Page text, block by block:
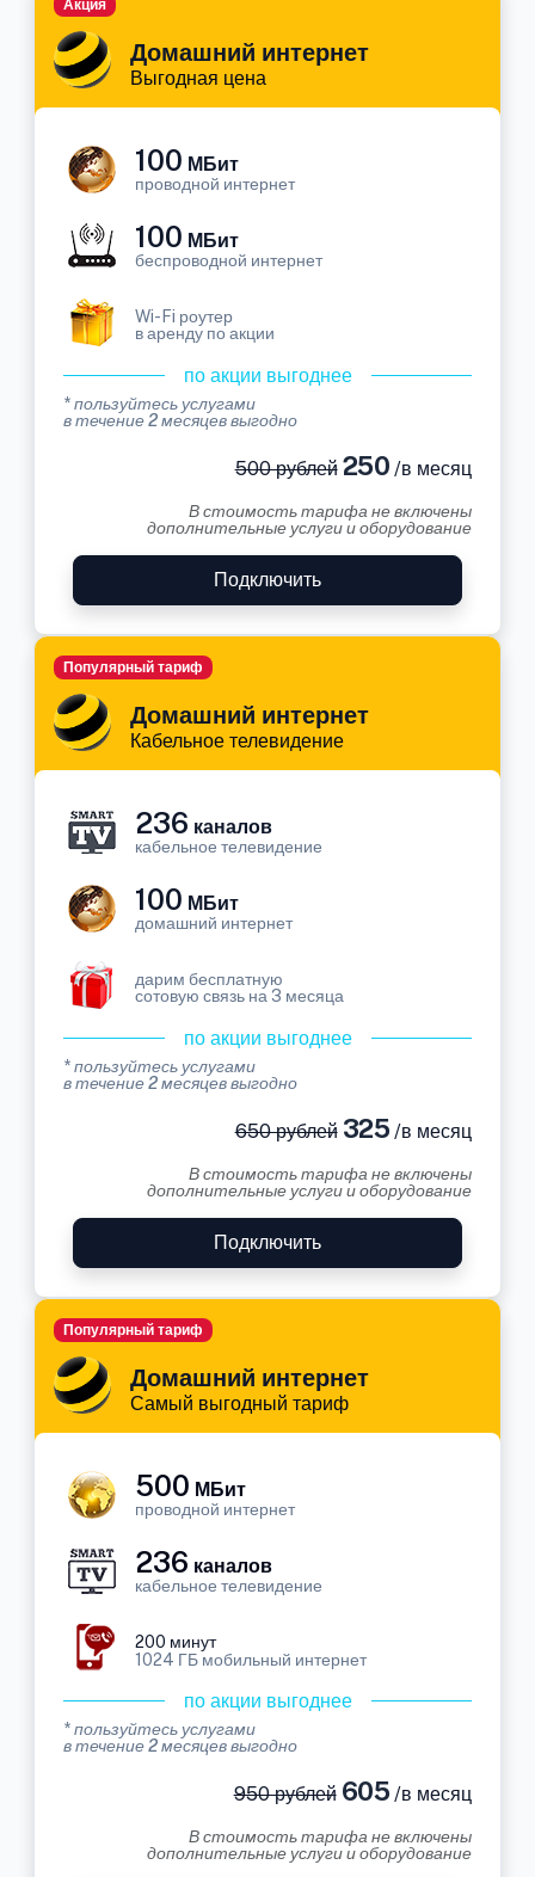
Домашний интернет
Выгодная цена
Акция
100 МБит
проводной интернет
100 МБит
беспроводной интернет
Wi-Fi роутер
в аренду по акции
по акции выгоднее
* пользуйтесь услугами
в течение 2 месяцев выгодно
500 рублей250 /в месяц
В стоимость тарифа не включены
дополнительные услуги и оборудование
Подключить
Домашний интернет
Кабельное телевидение
Популярный тариф
236 каналов
кабельное телевидение
100 МБит
домашний интернет
дарим бесплатную
сотовую связь на 3 месяца
по акции выгоднее
* пользуйтесь услугами
в течение 2 месяцев выгодно
650 рублей325 /в месяц
В стоимость тарифа не включены
дополнительные услуги и оборудование
Подключить
Домашний интернет
Самый выгодный тариф
Популярный тариф
500 МБит
проводной интернет
236 каналов
кабельное телевидение
200 минут
1024 ГБ мобильный интернет
по акции выгоднее
* пользуйтесь услугами
в течение 2 месяцев выгодно
950 рублей605 /в месяц
В стоимость тарифа не включены
дополнительные услуги и оборудование